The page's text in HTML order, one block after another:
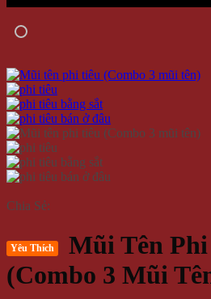
Chia Sẻ:
Yêu Thích
Mũi Tên
(Combo 3 Mũi